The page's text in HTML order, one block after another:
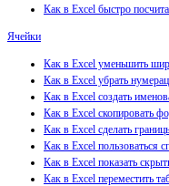
Как в Excel быстро
Ячейки
Как в Excel уменьшить
Как в Excel убрать
Как в Excel создать
Как в Excel скопировать
Как в Excel сделать
Как в Excel пользоваться
Как в Excel показать
Как в Excel переместить